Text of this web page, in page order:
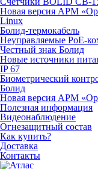
Новая версия АРМ
Linux
Болид-термокабель
Неуправляемые PoE-
Честный знак Болид
Новые источники
IP 67
Биометрический
Болид
Новая версия АРМ
Полезная информация
Видеонаблюдение
Огнезащитный состав
Как купить?
Доставка
Контакты